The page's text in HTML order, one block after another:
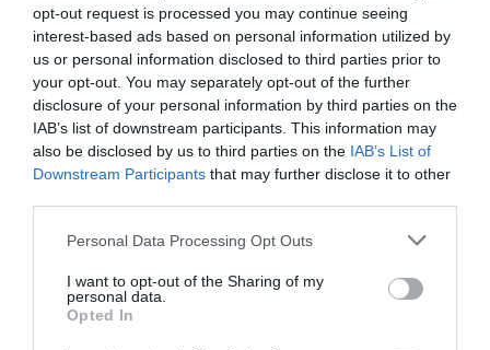
opt-out request is processed you may continue seeing
interest-based ads based on personal information utilized by
us or personal information disclosed to third parties prior to
your opt-out. You may separately opt-out of the further
disclosure of your personal information by third parties on the
IAB’s list of downstream participants. This information may
also be disclosed by us to third parties on the IAB’s List of
Downstream Participants that may further disclose it to other
Please note that this website/app uses one or more Google
not limited to your visit or usage behaviour. You may click to
grant or deny consent to Google and its third-party tags to
use your data for below specified purposes in below Google
Personal Data Processing Opt Outs
I want to opt-out of the Sharing of my
personal data.
Opted In
Fungus Dries Up And Falls Off After The First
Use
More
337